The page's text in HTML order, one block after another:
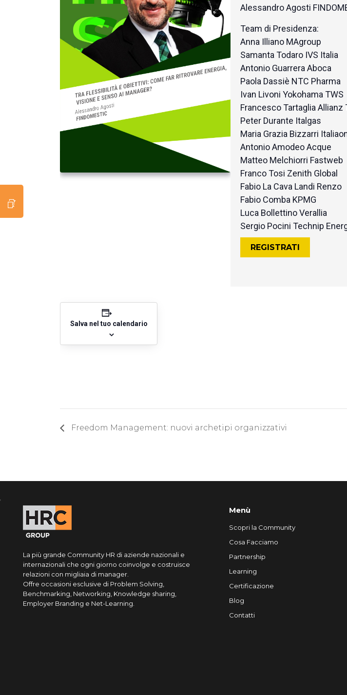
Alessandro Agosti
Team di Presidenza:
Anna Illiano MAgroup
Samanta Todaro IVS Italia
Antonio Guarrera Aboca
Paola Dassiè NTC Pharma
Ivan Livoni Yokohama TWS
Francesco Tartaglia Allianz
Peter Durante Italgas
Maria Grazia Bizzarri
Antonio Amodeo Acque
Matteo Melchiorri Fastweb
Franco Tosi Zenith Global
Fabio La Cava Landi Renzo
Fabio Comba KPMG
Luca Bollettino Verallia
Sergio Pocini Technip
REGISTRATI
Salva nel tuo calendario
Freedom Management: nuovi archetipi organizzativi
La più grande Community HR di aziende nazionali e
internazionali che ogni giorno coinvolge e costruisce
relazioni con migliaia di manager.
Offre occasioni esclusive di Problem Solving,
Benchmarking, Networking, Knowledge sharing,
Employer Branding e Net-Learning.
Menù
Scopri la Community
Cosa Facciamo
Partnership
Learning
Certificazione
Blog
Contatti